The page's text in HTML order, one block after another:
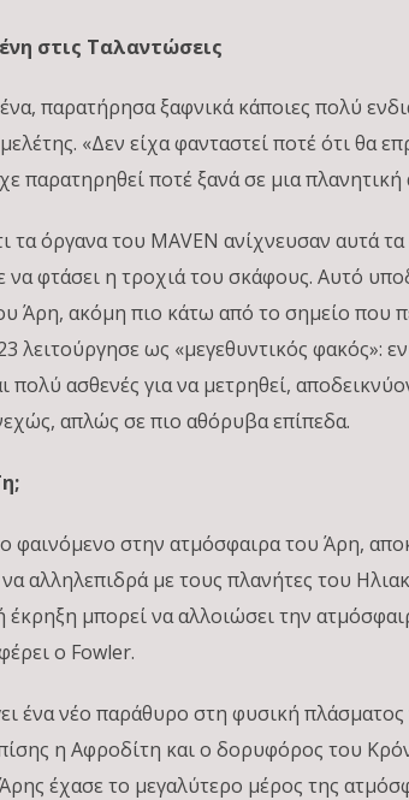
στις Ταλαντώσεις
παρατήρησα ξαφνικά κάποιες πολύ
«Δεν είχα φανταστεί ποτέ ότι θα
παρατηρηθεί ποτέ ξανά σε μια πλανητική
τα όργανα του MAVEN ανίχνευσαν αυτά
φτάσει η τροχιά του σκάφους. Αυτό
Άρη, ακόμη πιο κάτω από το σημείο
λειτούργησε ως «μεγεθυντικός φακός»:
πολύ ασθενές για να μετρηθεί,
απλώς σε πιο αθόρυβα επίπεδα.
φαινόμενο στην ατμόσφαιρα του Άρη,
αλληλεπιδρά με τους πλανήτες του
έκρηξη μπορεί να αλλοιώσει την
ο Fowler.
ένα νέο παράθυρο στη φυσική πλάσματος
η Αφροδίτη και ο δορυφόρος του
έχασε το μεγαλύτερο μέρος της